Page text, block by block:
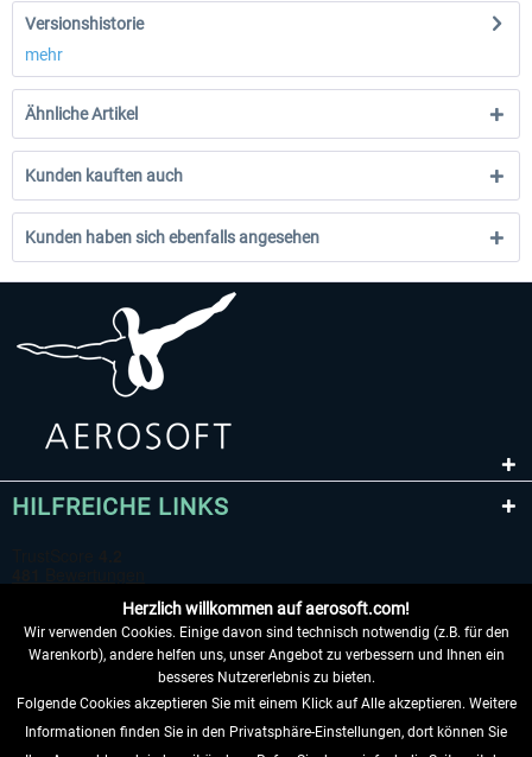
Versionshistorie
mehr
Ähnliche Artikel
Kunden kauften auch
Kunden haben sich ebenfalls angesehen
HILFREICHE LINKS
VERTRAG WIDERRUFEN
Herzlich willkommen auf aerosoft.com!
Wir verwenden Cookies. Einige davon sind technisch notwendig (z.B. für den
Warenkorb), andere helfen uns, unser Angebot zu verbessern und Ihnen ein
besseres Nutzererlebnis zu bieten.
Folgende Cookies akzeptieren Sie mit einem Klick auf Alle akzeptieren. Weitere
Informationen finden Sie in den Privatsphäre-Einstellungen, dort können Sie